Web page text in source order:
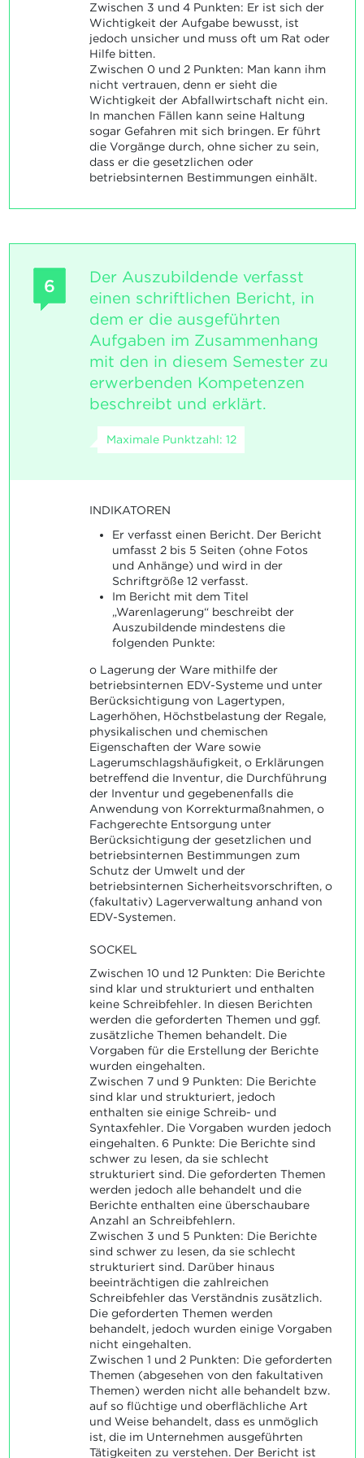
Zwischen 3 und 4 Punkten: Er ist sich der
Wichtigkeit der Aufgabe bewusst, ist
jedoch unsicher und muss oft um Rat oder
Hilfe bitten.
Zwischen 0 und 2 Punkten: Man kann ihm
nicht vertrauen, denn er sieht die
Wichtigkeit der Abfallwirtschaft nicht ein.
In manchen Fällen kann seine Haltung
sogar Gefahren mit sich bringen. Er führt
die Vorgänge durch, ohne sicher zu sein,
dass er die gesetzlichen oder
betriebsinternen Bestimmungen einhält.
6
Der Auszubildende verfasst
einen schriftlichen Bericht, in
dem er die ausgeführten
Aufgaben im Zusammenhang
mit den in diesem Semester zu
erwerbenden Kompetenzen
beschreibt und erklärt.
Maximale Punktzahl: 12
INDIKATOREN
Er verfasst einen Bericht. Der Bericht
umfasst 2 bis 5 Seiten (ohne Fotos
und Anhänge) und wird in der
Schriftgröße 12 verfasst.
Im Bericht mit dem Titel
„Warenlagerung“ beschreibt der
Auszubildende mindestens die
folgenden Punkte:
o Lagerung der Ware mithilfe der
betriebsinternen EDV-Systeme und unter
Berücksichtigung von Lagertypen,
Lagerhöhen, Höchstbelastung der Regale,
physikalischen und chemischen
Eigenschaften der Ware sowie
Lagerumschlagshäufigkeit, o Erklärungen
betreffend die Inventur, die Durchführung
der Inventur und gegebenenfalls die
Anwendung von Korrekturmaßnahmen, o
Fachgerechte Entsorgung unter
Berücksichtigung der gesetzlichen und
betriebsinternen Bestimmungen zum
Schutz der Umwelt und der
betriebsinternen Sicherheitsvorschriften, o
(fakultativ) Lagerverwaltung anhand von
EDV-Systemen.
SOCKEL
Zwischen 10 und 12 Punkten: Die Berichte
sind klar und strukturiert und enthalten
keine Schreibfehler. In diesen Berichten
werden die geforderten Themen und ggf.
zusätzliche Themen behandelt. Die
Vorgaben für die Erstellung der Berichte
wurden eingehalten.
Zwischen 7 und 9 Punkten: Die Berichte
sind klar und strukturiert, jedoch
enthalten sie einige Schreib- und
Syntaxfehler. Die Vorgaben wurden jedoch
eingehalten. 6 Punkte: Die Berichte sind
schwer zu lesen, da sie schlecht
strukturiert sind. Die geforderten Themen
werden jedoch alle behandelt und die
Berichte enthalten eine überschaubare
Anzahl an Schreibfehlern.
Zwischen 3 und 5 Punkten: Die Berichte
sind schwer zu lesen, da sie schlecht
strukturiert sind. Darüber hinaus
beeinträchtigen die zahlreichen
Schreibfehler das Verständnis zusätzlich.
Die geforderten Themen werden
behandelt, jedoch wurden einige Vorgaben
nicht eingehalten.
Zwischen 1 und 2 Punkten: Die geforderten
Themen (abgesehen von den fakultativen
Themen) werden nicht alle behandelt bzw.
auf so flüchtige und oberflächliche Art
und Weise behandelt, dass es unmöglich
ist, die im Unternehmen ausgeführten
Tätigkeiten zu verstehen. Der Bericht ist